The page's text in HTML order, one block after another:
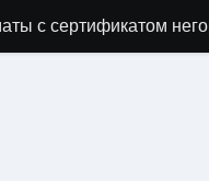
с сертификатом
и направляющих